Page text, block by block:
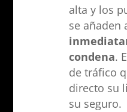
alta y los
se añaden
condena.
de tráfico
directo su
su seguro.